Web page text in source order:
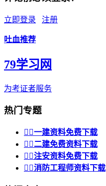
立即登录 注册
吐血推荐
79学习网
为考证者服务
热门专题
 一建资料免费下载
 二建免费资料下载
 注安资料免费下载
 消防工程师资料下载